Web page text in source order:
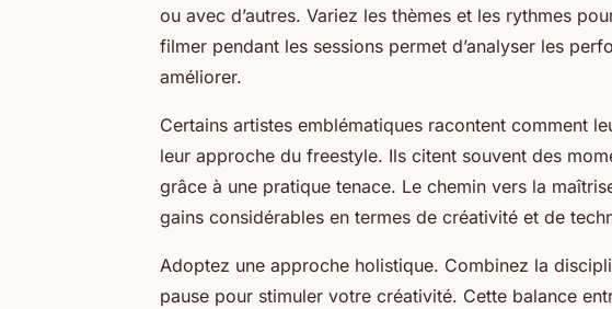
ou avec d’autres. Variez les thèmes et les rythmes
filmer pendant les sessions permet d’analyser les
améliorer.
Certains artistes emblématiques racontent comment
leur approche du freestyle. Ils citent souvent des
grâce à une pratique tenace. Le chemin vers la
gains considérables en termes de créativité et de
Adoptez une approche holistique. Combinez la
pause pour stimuler votre créativité. Cette balance